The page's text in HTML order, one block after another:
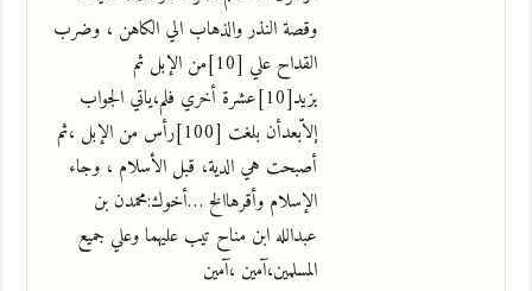
وقصة النذر والذهاب الي الكاهن ، وضرب
القداح علي [10]من الإبل ثم
يزيد[10]عشرة أخري فلم،ياتي الجواب
إلاّبعدأن بلغت [100]رأس من الإبل ،ثم
أصبحت هي الدية، قبل الأسلام ، وجاء
الإسلام وأقرهاالخ …أخوك:محمدن بن
عبدالله ابن مناح تيب عليهما وعلي جميع
المسلمين،آمين ،آمين